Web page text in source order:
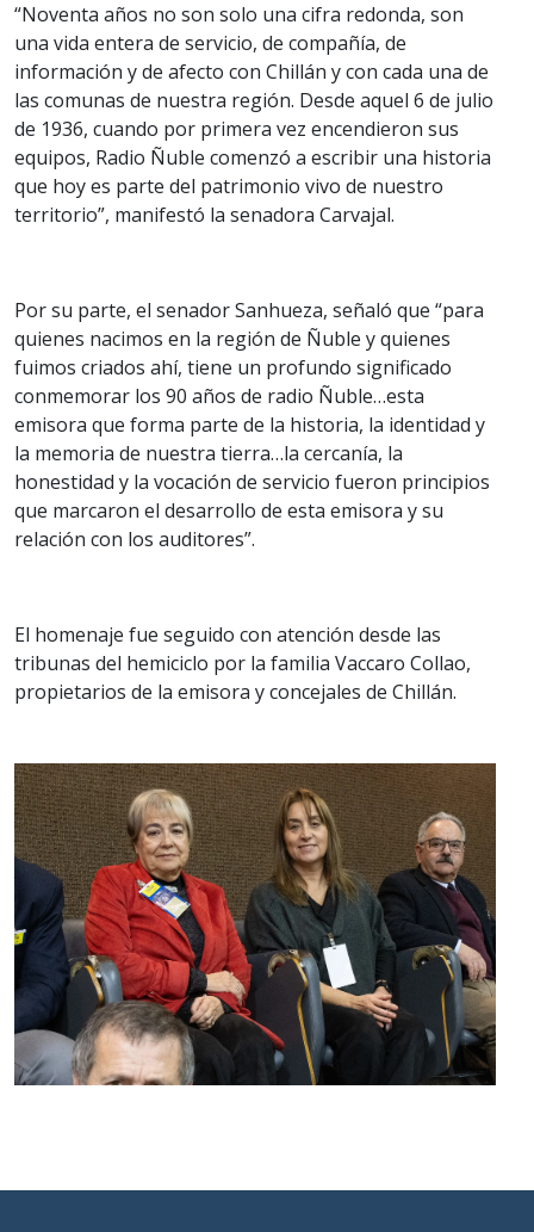
“Noventa años no son solo una cifra redonda, son
una vida entera de servicio, de compañía, de
información y de afecto con Chillán y con cada una de
las comunas de nuestra región. Desde aquel 6 de julio
de 1936, cuando por primera vez encendieron sus
equipos, Radio Ñuble comenzó a escribir una historia
que hoy es parte del patrimonio vivo de nuestro
territorio”, manifestó la senadora Carvajal.
Por su parte, el senador Sanhueza, señaló que “para
quienes nacimos en la región de Ñuble y quienes
fuimos criados ahí, tiene un profundo significado
conmemorar los 90 años de radio Ñuble…esta
emisora que forma parte de la historia, la identidad y
la memoria de nuestra tierra…la cercanía, la
honestidad y la vocación de servicio fueron principios
que marcaron el desarrollo de esta emisora y su
relación con los auditores”.
El homenaje fue seguido con atención desde las
tribunas del hemiciclo por la familia Vaccaro Collao,
propietarios de la emisora y concejales de Chillán.